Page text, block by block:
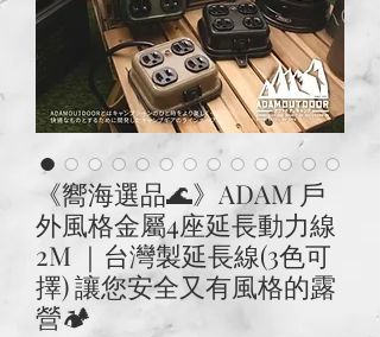
《嚮海選品🌊》ADAM 戶
外風格金屬4座延長動力線
2M ｜台灣製延長線(3色可
擇) 讓您安全又有風格的露
營🏕